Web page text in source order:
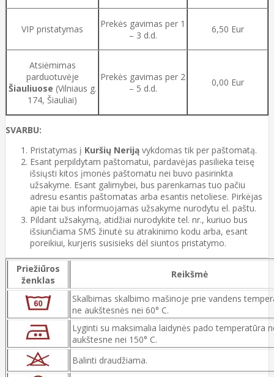
VIP pristatymas
Prekės gavimas per 1
– 3 d.d.
6,50 Eur
Atsiėmimas
parduotuvėje
Šiauliuose (Vilniaus g.
174, Šiauliai)
Prekės gavimas per 2
– 5 d.d.
0,00 Eur
SVARBU:
Pristatymas į Kuršių Neriją vykdomas tik per paštomatą.
Esant perpildytam paštomatui, pardavėjas pasilieka teisę
išsiųsti kitos įmonės paštomatu nei buvo pasirinkta
užsakyme. Esant galimybei, bus parenkamas tuo pačiu
adresu esantis paštomatas arba esantis netoliese. Pirkėjas
apie tai bus informuojamas užsakyme nurodytu el. paštu.
Pildant užsakymą, atidžiai nurodykite tel. nr., kuriuo bus
išsiunčiama SMS žinutė su atrakinimo kodu arba, esant
poreikiui, kurjeris susisieks dėl siuntos pristatymo.
Priežiūros
ženklas
Reikšmė
Skalbimas skalbimo mašinoje prie vandens
ne aukštesnės nei 60° C.
Lyginti su maksimalia laidynės pado temperatūra
aukštesne nei 150° C.
Balinti draudžiama.